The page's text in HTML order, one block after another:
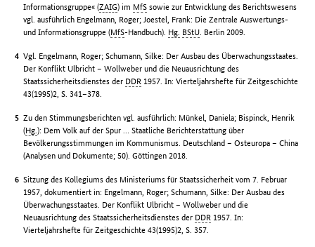
Informationsgruppe« (ZAIG) im MfS sowie zur Entwicklung des Berichtswesens
vgl. ausführlich Engelmann, Roger; Joestel, Frank: Die Zentrale Auswertungs-
und Informationsgruppe (MfS-Handbuch). Hg. BStU . Berlin 2009.
Vgl. Engelmann, Roger; Schumann, Silke: Der Ausbau des Überwachungsstaates.
Der Konflikt Ulbricht – Wollweber und die Neuausrichtung des
Staatssicherheitsdienstes der DDR 1957. In: Vierteljahrshefte für Zeitgeschichte
43(1995)2, S. 341–378.
Zu den Stimmungsberichten vgl. ausführlich: Münkel, Daniela; Bispinck, Henrik
(Hg.): Dem Volk auf der Spur … Staatliche Berichterstattung über
Bevölkerungsstimmungen im Kommunismus. Deutschland – Osteuropa – China
(Analysen und Dokumente; 50). Göttingen 2018.
Sitzung des Kollegiums des Ministeriums für Staatssicherheit vom 7. Februar
1957, dokumentiert in: Engelmann, Roger; Schumann, Silke: Der Ausbau des
Überwachungsstaates. Der Konflikt Ulbricht – Wollweber und die
Neuausrichtung des Staatssicherheitsdienstes der DDR 1957. In:
Vierteljahrshefte für Zeitgeschichte 43(1995)2, S. 357.